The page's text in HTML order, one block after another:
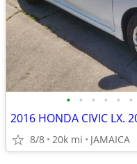
• • • • • •
8/8 20k mi JAMAICA